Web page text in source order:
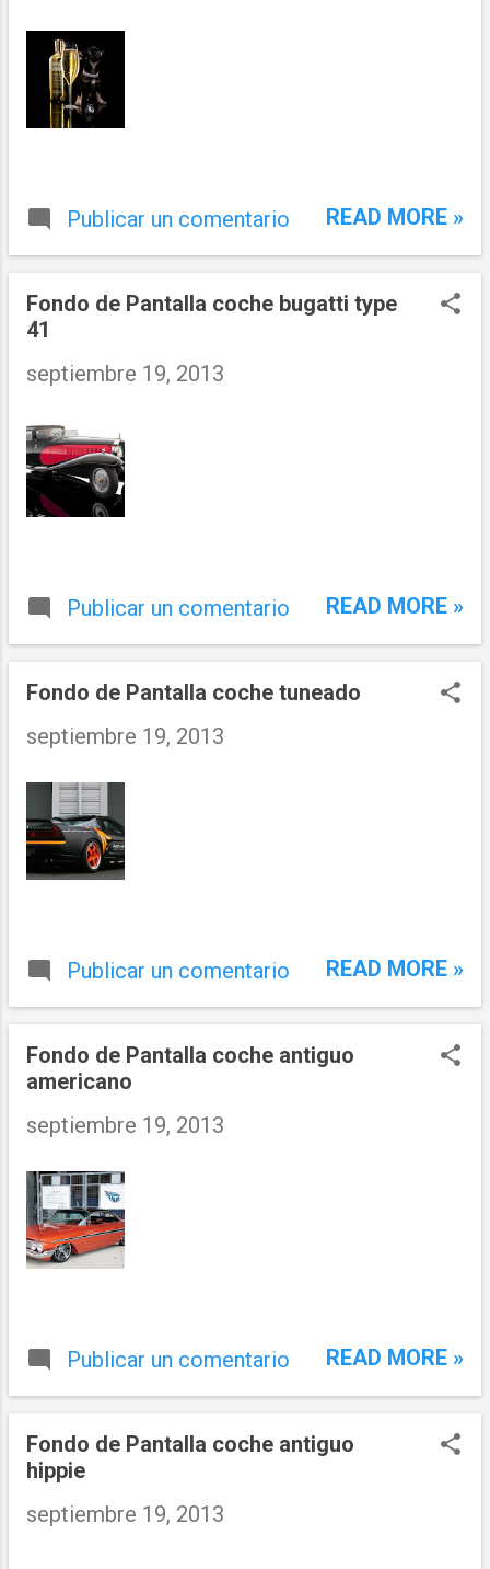
Publicar un comentario READ MORE »
Fondo de Pantalla coche bugatti type
41
septiembre 19, 2013
Publicar un comentario READ MORE »
Fondo de Pantalla coche tuneado
septiembre 19, 2013
Publicar un comentario READ MORE »
Fondo de Pantalla coche antiguo
americano
septiembre 19, 2013
Publicar un comentario READ MORE »
Fondo de Pantalla coche antiguo
hippie
septiembre 19, 2013